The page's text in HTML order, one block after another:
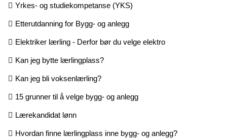
Yrkes- og studiekompetanse (YKS)
Etterutdanning for Bygg- og anlegg
Elektriker lærling - Derfor bør du velge elektro
Kan jeg bytte lærlingplass?
Kan jeg bli voksenlærling?
15 grunner til å velge bygg- og anlegg
Lærekandidat lønn
Hvordan finne lærlingplass inne bygg- og anlegg?